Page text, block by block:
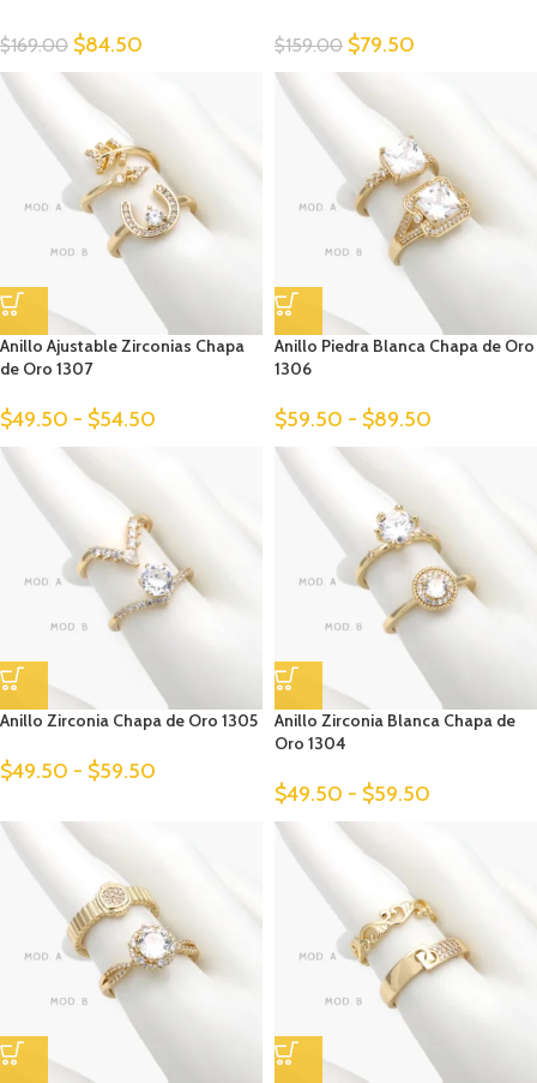
$169.00 $84.50 $159.00 $79.50
Anillo Ajustable Zirconias Chapa
de Oro 1307
$49.50 - $54.50
Anillo Piedra Blanca Chapa de Oro
1306
$59.50 - $89.50
Anillo Zirconia Chapa de Oro 1305
$49.50 - $59.50
Anillo Zirconia Blanca Chapa de
Oro 1304
$49.50 - $59.50